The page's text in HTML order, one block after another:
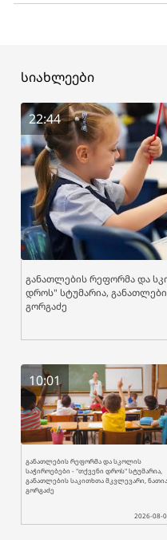
სიახლეები
22:44
განათლების რეფორმა და
დროს" სტუმარია,
გორგაძე
10:01
განათლების რეფორმა და სკოლის
საჭიროებები - "თქვენი დროს" სტუმარია,
განათლების საკითხთა მკვლევარი, ნათია
გორგაძე
2026-08-